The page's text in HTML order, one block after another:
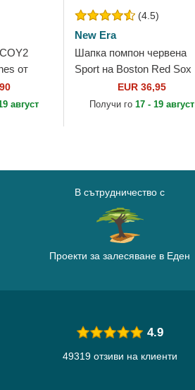
от
август
(4.5)
New Era
Шапка помпон червена
Sport на Boston Red Sox
MLB от New Era
EUR 36,95
Получи го 17 - 19 август
В сътрудничество с
Проекти за залесяване в Еден
4.9
49319 отзиви на клиенти